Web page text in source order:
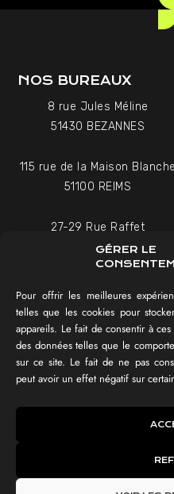
GÉRER LE
Pour offrir les meilleures
telles que les cookies pour
appareils. Le fait de consentir à
des données telles que le
sur ce site. Le fait de ne pas
peut avoir un effet négatif sur
NOS BUREAUX
8 rue Jules Méline
51430 BEZANNES
115 rue de la Maison Blanche
51100 REIMS
27-29 Rue Raffet
75016 PARIS
NAVIGATION